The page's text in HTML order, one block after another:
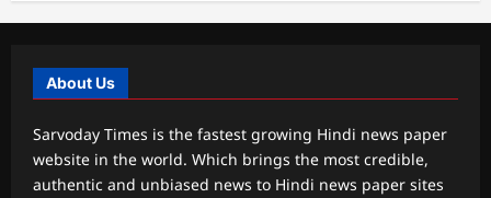
About Us
Sarvoday Times is the fastest growing Hindi news paper
website in the world. Which brings the most credible,
authentic and unbiased news to Hindi news paper sites